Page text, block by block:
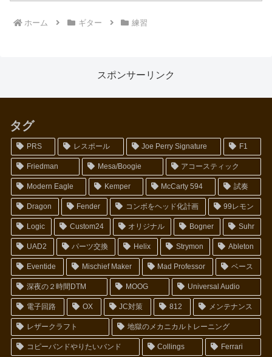
ホーム ギター 練習
スポンサーリンク
タグ
PRS レスポール Joe Perry Signature F1
Friedman Mesa/Boogie アコースティック
Modern Eagle Kemper McCarty 594 試奏
Dragon Fender コンボをヘッド化計画 99レモン
Logic Custom24 オリジナル Bogner Suhr
UAD2 パーツ交換 Helix Strymon Ableton
Eventide Mischief Maker Mad Professor ベース
深夜の２時間DTM MOOG Universal Audio
電子回路 OX JC対策 812 メンテナンス
レザークラフト 地獄のメカニカルトレーニング
コピーバンドやりたいバンド Collings Ferrari